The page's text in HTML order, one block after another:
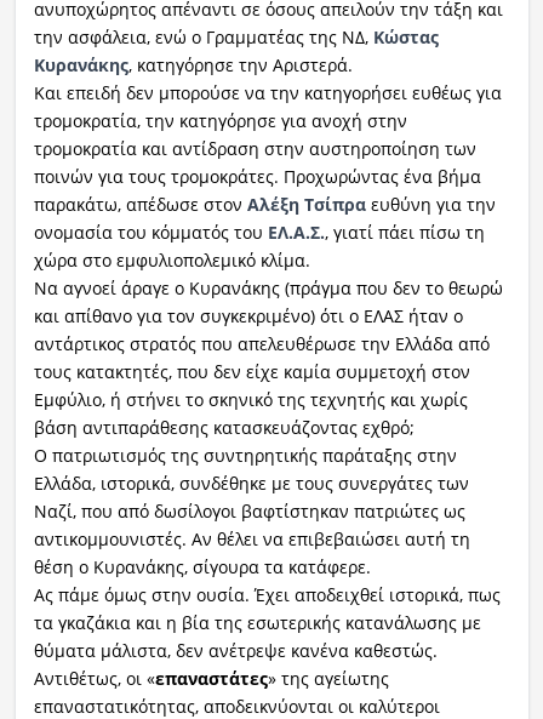
ανυποχώρητος απέναντι σε όσους απειλούν την τάξη και
την ασφάλεια, ενώ ο Γραμματέας της ΝΔ, Κώστας
Κυρανάκης, κατηγόρησε την Αριστερά.
Και επειδή δεν μπορούσε να την κατηγορήσει ευθέως για
τρομοκρατία, την κατηγόρησε για ανοχή στην
τρομοκρατία και αντίδραση στην αυστηροποίηση των
ποινών για τους τρομοκράτες. Προχωρώντας ένα βήμα
παρακάτω, απέδωσε στον Αλέξη Τσίπραευθύνη για την
ονομασία του κόμματός του ΕΛ.Α.Σ., γιατί πάει πίσω τη
χώρα στο εμφυλιοπολεμικό κλίμα.
Να αγνοεί άραγε ο Κυρανάκης (πράγμα που δεν το θεωρώ
και απίθανο για τον συγκεκριμένο) ότι ο ΕΛΑΣ ήταν ο
αντάρτικος στρατός που απελευθέρωσε την Ελλάδα από
τους κατακτητές, που δεν είχε καμία συμμετοχή στον
Εμφύλιο, ή στήνει το σκηνικό της τεχνητής και χωρίς
βάση αντιπαράθεσης κατασκευάζοντας εχθρό;
Ο πατριωτισμός της συντηρητικής παράταξης στην
Ελλάδα, ιστορικά, συνδέθηκε με τους συνεργάτες των
Ναζί, που από δωσίλογοι βαφτίστηκαν πατριώτες ως
αντικομμουνιστές. Αν θέλει να επιβεβαιώσει αυτή τη
θέση ο Κυρανάκης, σίγουρα τα κατάφερε.
Ας πάμε όμως στην ουσία. Έχει αποδειχθεί ιστορικά, πως
τα γκαζάκια και η βία της εσωτερικής κατανάλωσης με
θύματα μάλιστα, δεν ανέτρεψε κανένα καθεστώς.
Αντιθέτως, οι «επαναστάτες» της αγείωτης
επαναστατικότητας, αποδεικνύονται οι καλύτεροι